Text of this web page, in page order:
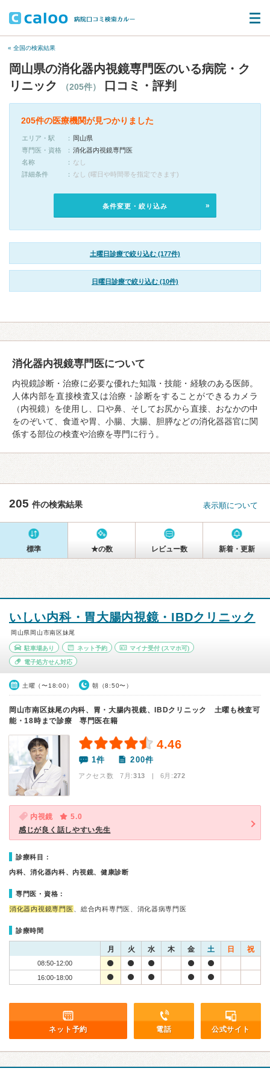
« 全国の検索結果
岡山県の消化器内視鏡専門医のいる病院・ク
リニック
（205件） 口コミ・評判
205件の医療機関が見つかりました
エリア・駅
岡山県
専門医・資格
消化器内視鏡専門医
名称
なし
詳細条件
なし (曜日や時間帯を指定できます)
条件変更・絞り込み
土曜日診療で絞り込む (177件)
日曜日診療で絞り込む (10件)
消化器内視鏡専門医について
内視鏡診断・治療に必要な優れた知識・技能・経験のある医師。
人体内部を直接検査又は治療・診断をすることができるカメラ
（内視鏡）を使用し、口や鼻、そしてお尻から直接、おなかの中
をのぞいて、食道や胃、小腸、大腸、胆膵などの消化器器官に関
係する部位の検査や治療を専門に行う。
205 件の検索結果 表示順について
標準 ★の数 レビュー数 新着・更新
いしい内科・胃大腸内視鏡・IBDクリニック
岡山県岡山市南区妹尾
駐車場あり ネット予約 マイナ受付 (スマホ可)
電子処方せん対応
土曜（〜18:00） 朝（8:50〜）
岡山市南区妹尾の内科、胃・大腸内視鏡、IBDクリニック 土曜も検査可
能・18時まで診療 専門医在籍
4.46
1件 200件
アクセス数 7月:313 | 6月:272
内視鏡
5.0
感じが良く話しやすい先生
診療科目：
内科、消化器内科、内視鏡、健康診断
専門医・資格：
消化器内視鏡専門医 、総合内科専門医、消化器病専門医
診療時間
月 火 水 木 金 土 日 祝
08:50-12:00
16:00-18:00
ネット予約 電話 公式サイト